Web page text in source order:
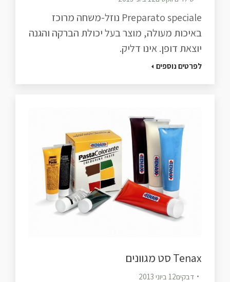
Preparato speciale נוזל-משחה מרוכז
באיכות מעולה, מוצר בעל יכולת הברקה והגנה
יוצאת דופן. אינו דליק.
לפרטים נוספים
Tenax סט מגוונים
דבקים12 ביוני 2013